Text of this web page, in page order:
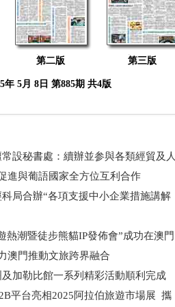
第二版 第三版
年 5月 8日 第885期 共4版
設秘書處：續辦並参與各類經貿及人
進與葡語國家全方位互利合作
局合辦“各項支援中小企業措施講解
熱潮暨徒步熊貓IP發佈會”成功在澳門
澳門推動文旅跨界融合
加勒比館一系列精彩活動順利完成
平台亮相2025阿拉伯旅遊市場展 攜